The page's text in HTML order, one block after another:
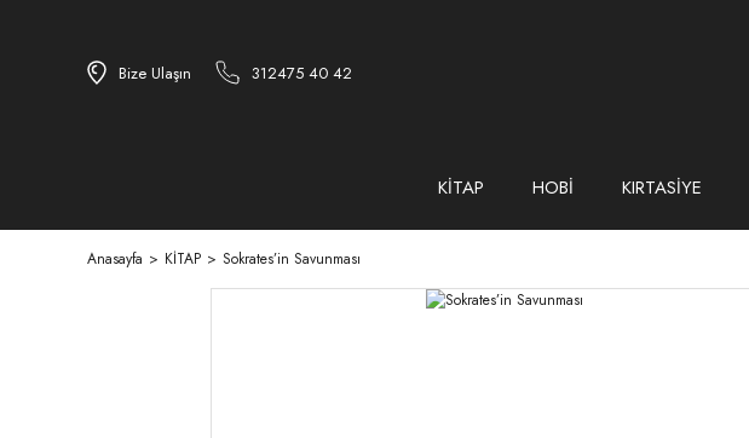
Bize Ulaşın 312475 40 42
KİTAP HOBİ KIRTASİYE
Anasayfa KİTAP Sokrates’in Savunması